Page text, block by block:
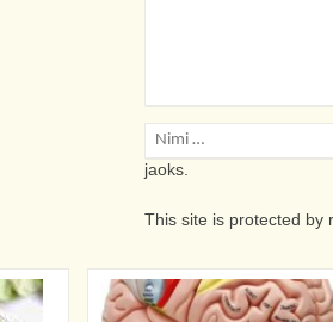
Salvesta minu nimi,
jaoks.
This site is protected by